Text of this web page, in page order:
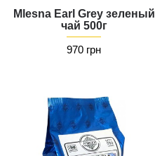
Mlesna Earl Grey зеленый
чай 500г
970 грн